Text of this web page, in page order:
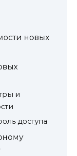
новых
и
доступа